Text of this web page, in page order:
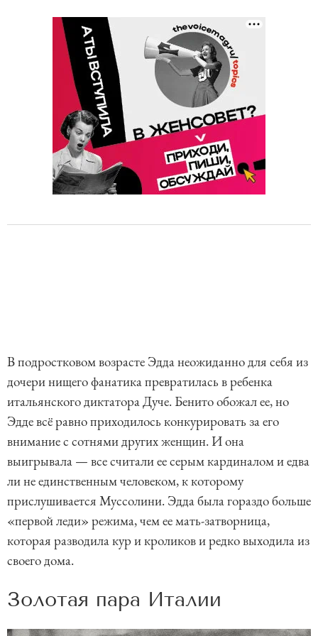
В подростковом возрасте Эдда неожиданно для себя из
дочери нищего фанатика превратилась в ребенка
итальянского диктатора Дуче. Бенито обожал ее, но
Эдде всё равно приходилось конкурировать за его
внимание с сотнями других женщин. И она
выигрывала — все считали ее серым кардиналом и едва
ли не единственным человеком, к которому
прислушивается Муссолини. Эдда была гораздо больше
«первой леди» режима, чем ее мать-затворница,
которая разводила кур и кроликов и редко выходила из
своего дома.
Золотая пара Италии